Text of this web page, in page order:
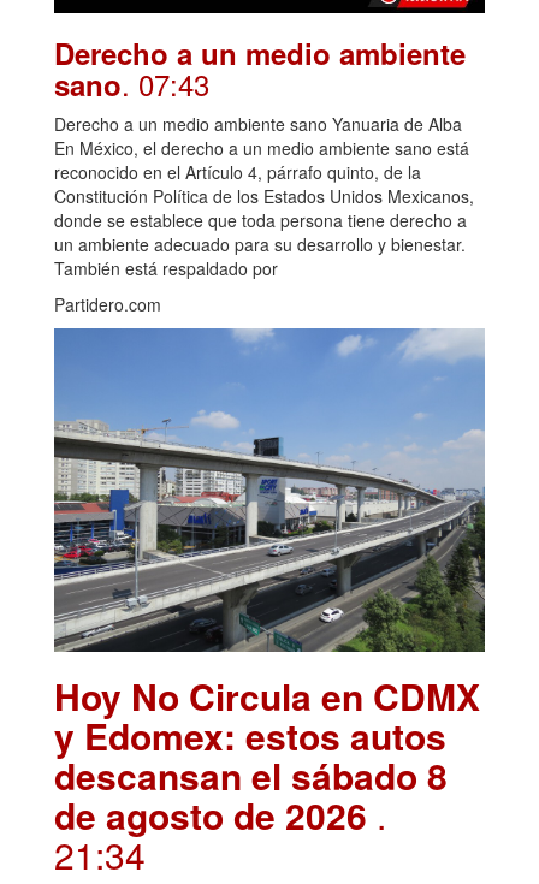
Derecho a un medio ambiente
sano. 07:43
Derecho a un medio ambiente sano Yanuaria de Alba
En México, el derecho a un medio ambiente sano está
reconocido en el Artículo 4, párrafo quinto, de la
Constitución Política de los Estados Unidos Mexicanos,
donde se establece que toda persona tiene derecho a
un ambiente adecuado para su desarrollo y bienestar.
También está respaldado por
Partidero.com
Hoy No Circula en CDMX
y Edomex: estos autos
descansan el sábado 8
de agosto de 2026 .
21:34